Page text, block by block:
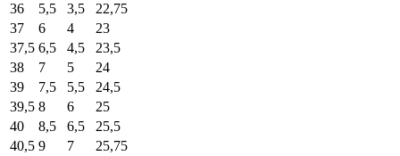
36
5,5 3,5
22,75
37
6 4
23
37,5 6,5 4,5
23,5
38
7 5
24
39
7,5 5,5
24,5
39,5 8 6
25
40
8,5 6,5
25,5
40,5 9 7
25,75